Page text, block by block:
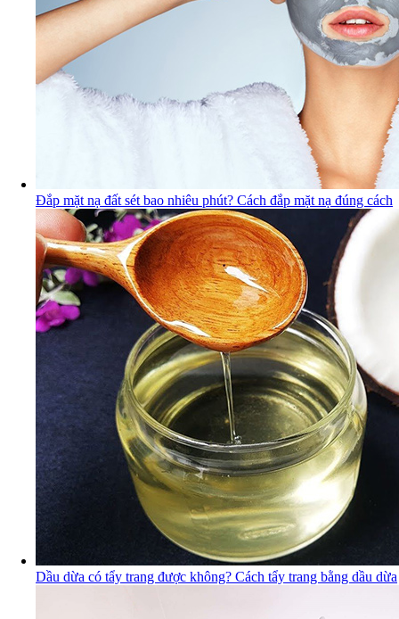
Đắp mặt nạ đất sét bao nhiêu phút? Cách đắp mặt nạ đúng cách
Dầu dừa có tẩy trang được không? Cách tẩy trang bằng dầu dừa